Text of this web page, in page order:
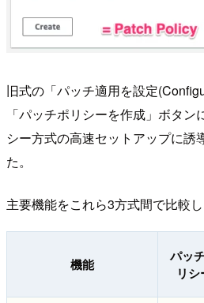
旧式の「パッチ適用を設定
「パッチポリシーを作成」ボタ
シー方式の高速セットアップに誘
た。
主要機能をこれら3方式間で比較し
機能
パッ
リシ